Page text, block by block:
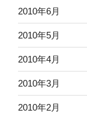
2010年6月
2010年5月
2010年4月
2010年3月
2010年2月